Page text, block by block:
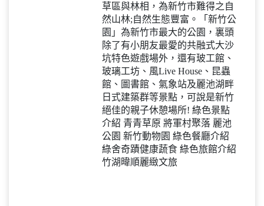
草區與林相，為新竹市難得之自
然山林;自然生態豐富。「新竹公
園」為新竹市最大的公園，裏頭
除了有小朋友最愛的共融式大沙
坑特色遊戲場外，還有玻工館、
玻璃工坊、風Live House、昆蟲
館、圖書館、氣象站及麗池湖畔
日式建築群等景點，可說是新竹
絕佳的親子休憩場所! 綠色景點
介紹 青青草原 將軍村聚落 麗池
公園 新竹動物園 綠色餐廳介紹
綠舍奇蹟健康蔬食 綠色旅館介紹
竹湖暐順麗緻文旅